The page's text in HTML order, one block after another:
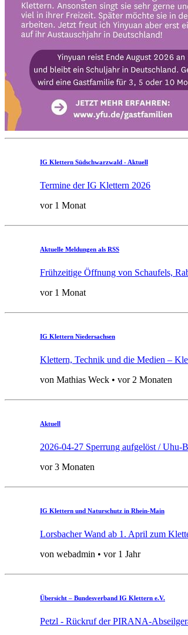
IG Klettern Südschwarzwald - Aktuell
Termine der IG Klettern 2026
vor 1 Monat
Aktuelle Meldungen als RSS
Frühzeitige Öffnung von Schaufels,
vor 1 Monat
IG Klettern Niedersachsen
Klettern, Technik und die Medien –
von Mathias Weck • vor 2 Monaten
Aktuell
2026-04-27 Sperrung aufgelöst /
vor 3 Monaten
IG Klettern und Naturschutz in Rhein-Main
Lorsbacher Wand ab 1. April zum
von webadmin • vor 1 Jahr
Übersicht – Bundesverband IG Klettern e.V.
Petzl - Rückruf der PIRANA-